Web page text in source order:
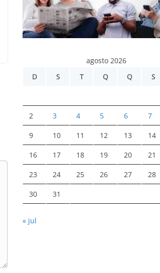
agosto 2026
D
S T Q Q S
2 3 4 5 6 7
9 10 11 12 13 14
16 17 18 19 20 21
23 24 25 26 27 28
30 31
« jul